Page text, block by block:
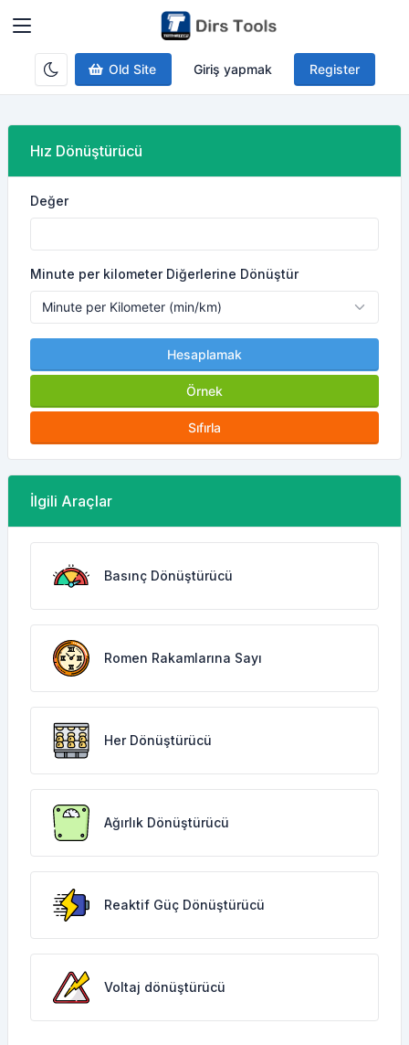
Old Site Giriş yapmak Register
Hız Dönüştürücü
Değer
Minute per kilometer Diğerlerine Dönüştür
Hesaplamak
Örnek
Sıfırla
İlgili Araçlar
Basınç Dönüştürücü
Romen Rakamlarına Sayı
Her Dönüştürücü
Ağırlık Dönüştürücü
Reaktif Güç Dönüştürücü
Voltaj dönüştürücü